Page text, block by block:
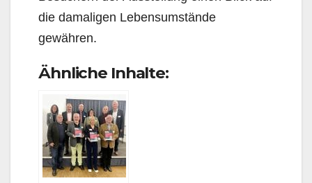
die damaligen Lebensumstände
gewähren.
Ähnliche Inhalte: